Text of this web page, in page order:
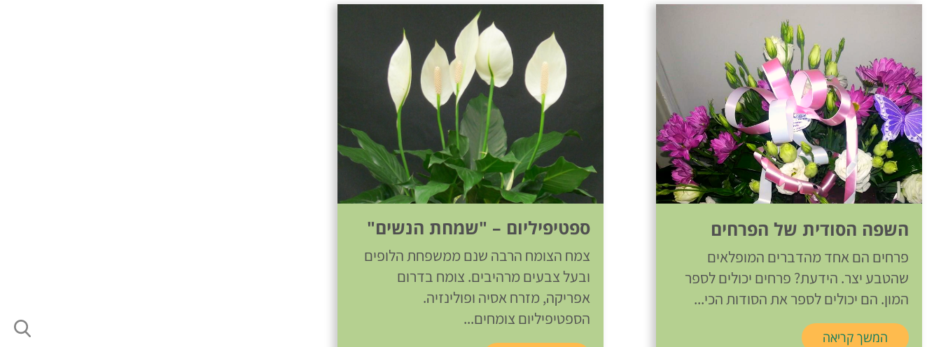
השפה הסודית של הפרחים
פרחים הם אחד מהדברים המופלאים
שהטבע יצר. הידעת? פרחים יכולים לספר
המון. הם יכולים לספר את הסודות הכי...
המשך קריאה
ספטיפיליום – "שמחת הנשים"
צמח הצומח הרבה שנם ממשפחת הלופים
ובעל צבעים מרהיבים. צומח בדרום
אפריקה, מזרח אסיה ופולינזיה.
הספטיפיליום צומחים...